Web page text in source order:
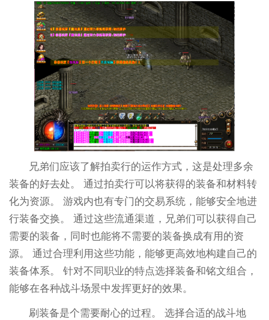
兄弟们应该了解拍卖行的运作方式，这是处理多余
装备的好去处。 通过拍卖行可以将获得的装备和材料转
化为资源。 游戏内也有专门的交易系统，能够安全地进
行装备交换。 通过这些流通渠道，兄弟们可以获得自己
需要的装备，同时也能将不需要的装备换成有用的资
源。 通过合理利用这些功能，能够更高效地构建自己的
装备体系。 针对不同职业的特点选择装备和铭文组合，
能够在各种战斗场景中发挥更好的效果。
刷装备是个需要耐心的过程。 选择合适的战斗地